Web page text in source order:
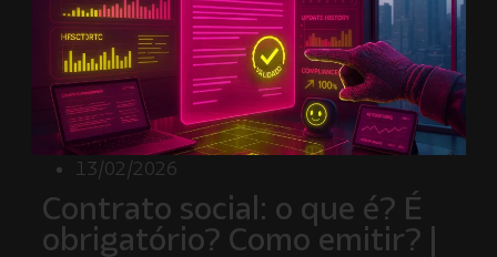
13/02/2026
Contrato social: o que é? É
obrigatório? Como emitir? |